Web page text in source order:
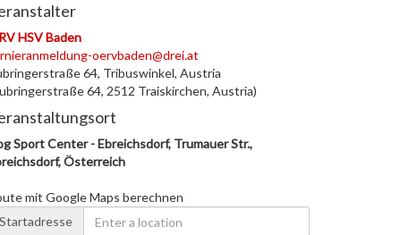
HSV Baden
oervbaden@drei.at
64, Tribuswinkel, Austria
64, 2512 Traiskirchen, Austria)
Sport Center - Ebreichsdorf, Trumauer Str.,
Österreich
mit Google Maps berechnen
Startadresse